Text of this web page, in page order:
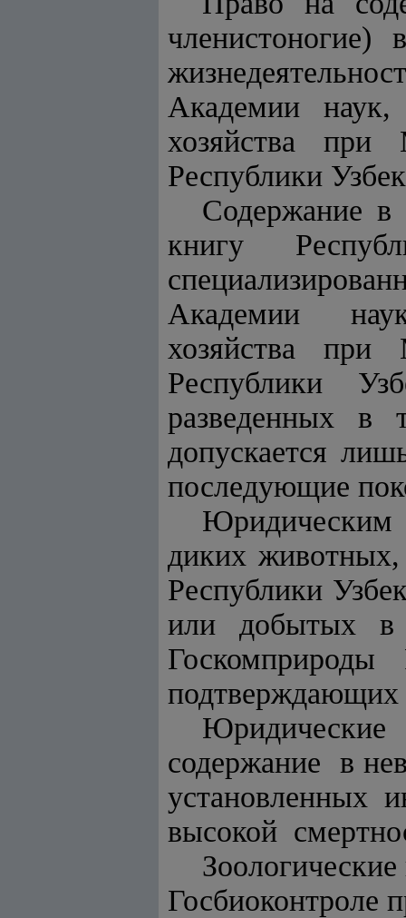
Академии
хозяйства при
Республики
Содержание
книгу
Академии наук,
хозяйства при
Республики
разведенных
допускается
последующие
Юридическим
диких
Республики
или
Госкомприроды
подтверждающих
содержание в
высокой
Госбиоконтроле